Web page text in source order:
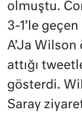
olmuştu.
3-1’le
A’Ja Wilson
attığı
gösterdi.
Saray